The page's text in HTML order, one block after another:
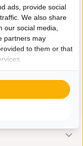
We zullen
ads, provide social
We also share
our social media,
partners may
to them or that